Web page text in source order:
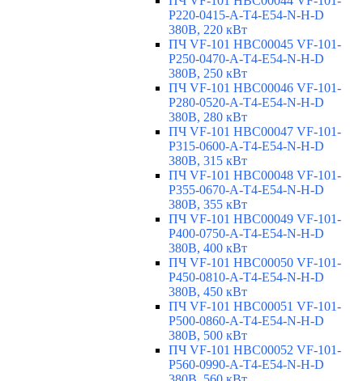
P220-0415-A-T4-E54-N-H-D
380В, 220 кВт
ПЧ VF-101 HBC00045 VF-101-
P250-0470-A-T4-E54-N-H-D
380В, 250 кВт
ПЧ VF-101 HBC00046 VF-101-
P280-0520-A-T4-E54-N-H-D
380В, 280 кВт
ПЧ VF-101 HBC00047 VF-101-
P315-0600-A-T4-E54-N-H-D
380В, 315 кВт
ПЧ VF-101 HBC00048 VF-101-
P355-0670-A-T4-E54-N-H-D
380В, 355 кВт
ПЧ VF-101 HBC00049 VF-101-
P400-0750-A-T4-E54-N-H-D
380В, 400 кВт
ПЧ VF-101 HBC00050 VF-101-
P450-0810-A-T4-E54-N-H-D
380В, 450 кВт
ПЧ VF-101 HBC00051 VF-101-
P500-0860-A-T4-E54-N-H-D
380В, 500 кВт
ПЧ VF-101 HBC00052 VF-101-
P560-0990-A-T4-E54-N-H-D